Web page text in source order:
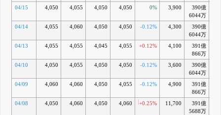
04/15 4,050 4,055 4,050 4,050 0% 3,900
390億
6044万
04/14 4,055 4,060 4,050 4,050 -0.12% 4,300
390億
6044万
04/13 4,055 4,055 4,045 4,055 +0.12% 4,100
391億
866万
04/10 4,050 4,055 4,050 4,050 -0.12% 3,600
390億
6044万
04/09 4,060 4,060 4,050 4,055 -0.12% 4,900
391億
866万
04/08 4,050 4,060 4,050 4,060 +0.25% 11,700
391億
5688万